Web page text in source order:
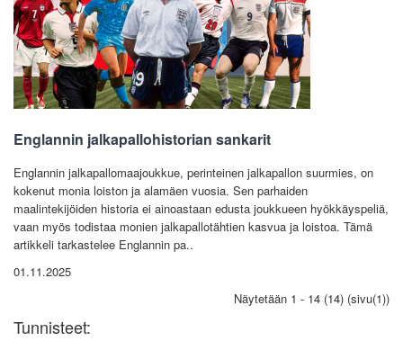
Englannin jalkapallohistorian sankarit
Englannin jalkapallomaajoukkue, perinteinen jalkapallon suurmies, on
kokenut monia loiston ja alamäen vuosia. Sen parhaiden
maalintekijöiden historia ei ainoastaan ​​edusta joukkueen hyökkäyspeliä,
vaan myös todistaa monien jalkapallotähtien kasvua ja loistoa. Tämä
artikkeli tarkastelee Englannin pa..
01.11.2025
Näytetään 1 - 14 (14) (sivu(1))
Tunnisteet: